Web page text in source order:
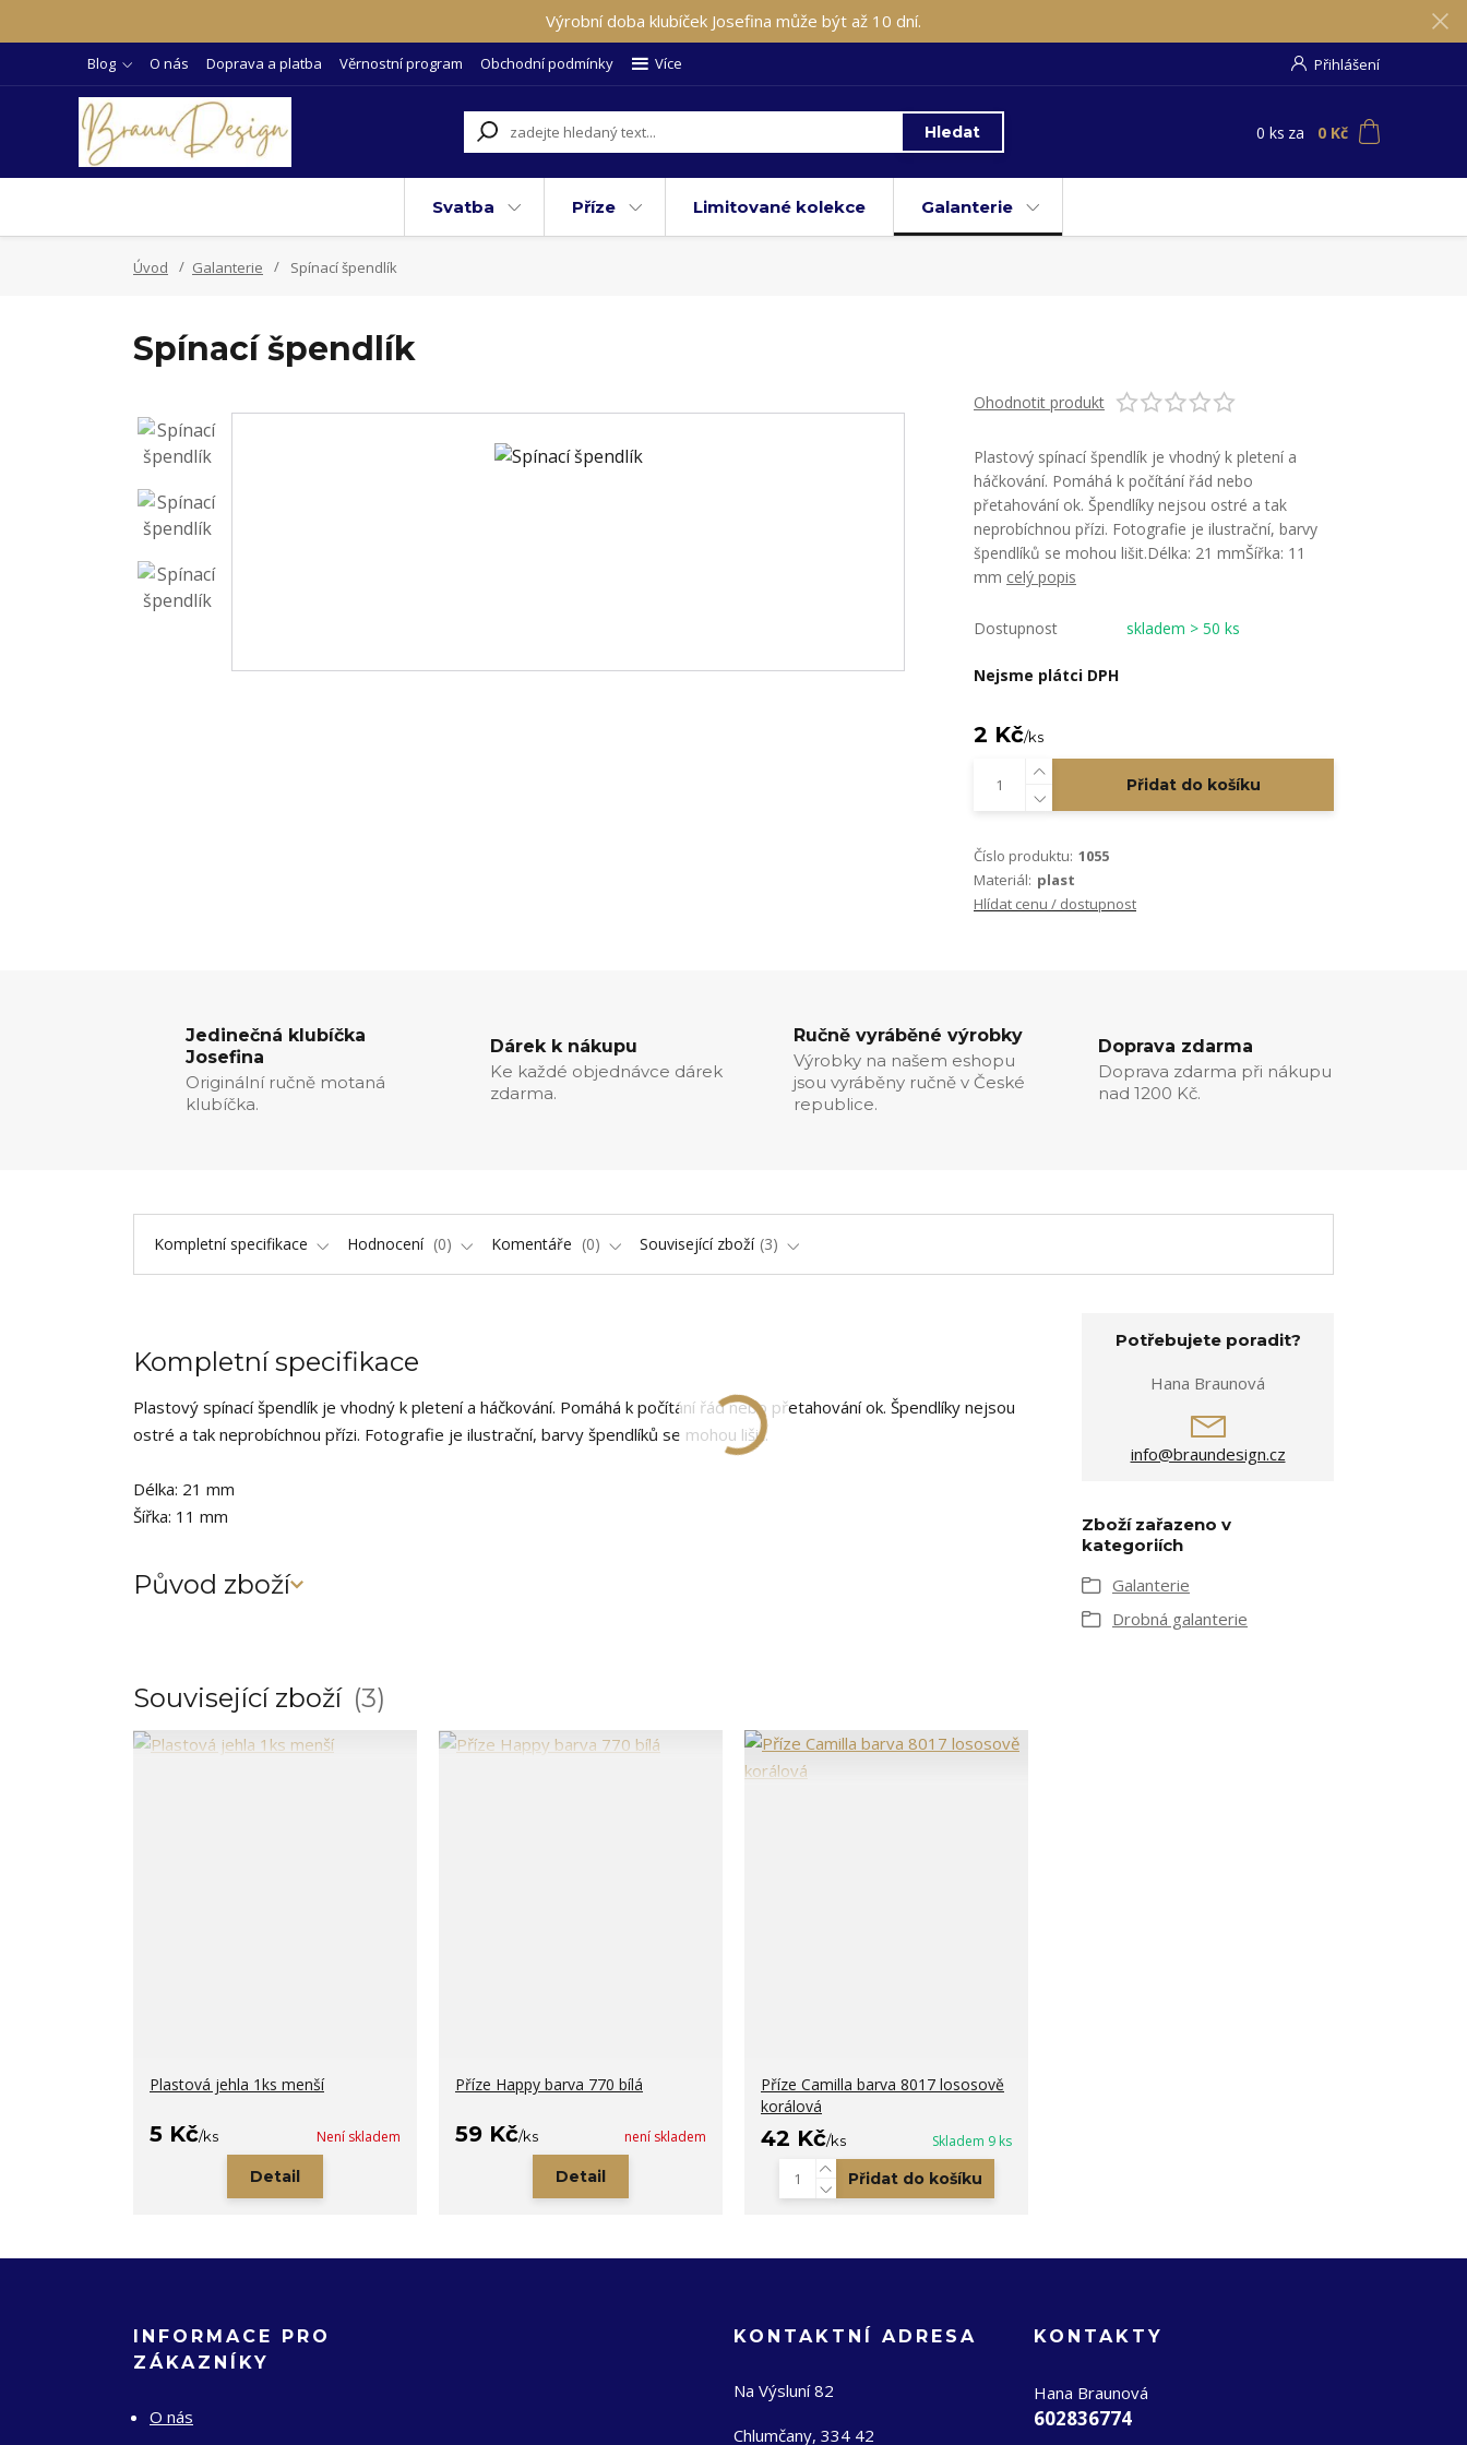
Výrobní doba klubíček Josefina může být až 10 dní.
Blog O nás Doprava a platba Věrnostní program Obchodní podmínky Více Přihlášení
Hledat 0 ks za 0 Kč
Svatba Příze Limitované kolekce Galanterie
Úvod Galanterie Spínací špendlík
Spínací špendlík
Ohodnotit produkt
Plastový spínací špendlík je vhodný k pletení a
háčkování. Pomáhá k počítání řád nebo
přetahování ok. Špendlíky nejsou ostré a tak
neprobíchnou přízi. Fotografie je ilustrační, barvy
špendlíků se mohou lišit.Délka: 21 mmŠířka: 11
mm celý popis
Dostupnost skladem > 50 ks
Nejsme plátci DPH
2 Kč/ks
Přidat do košíku
Číslo produktu: 1055
Materiál: plast
Hlídat cenu / dostupnost
Jedinečná klubíčka
Josefina
Originální ručně motaná
klubíčka.
Dárek k nákupu
Ke každé objednávce dárek
zdarma.
Ručně vyráběné výrobky
Výrobky na našem eshopu
jsou vyráběny ručně v České
republice.
Doprava zdarma
Doprava zdarma při nákupu
nad 1200 Kč.
Kompletní specifikace Hodnocení 0 Komentáře 0 Související zboží 3
Kompletní specifikace
Plastový spínací špendlík je vhodný k pletení a háčkování. Pomáhá k počítání řád nebo přetahování ok. Špendlíky nejsou
ostré a tak neprobíchnou přízi. Fotografie je ilustrační, barvy špendlíků se mohou lišit.
Délka: 21 mm
Šířka: 11 mm
Původ zboží
Potřebujete poradit?
Hana Braunová
info@braundesign.cz
Zboží zařazeno v
kategoriích
Galanterie
Drobná galanterie
Související zboží 3
Plastová jehla 1ks menší
5 Kč/ks Není skladem
Detail
Příze Happy barva 770 bílá
59 Kč/ks není skladem
Detail
Příze Camilla barva 8017 lososově
korálová
42 Kč/ks Skladem 9 ks
Přidat do košíku
INFORMACE PRO
ZÁKAZNÍKY
O nás
KONTAKTNÍ ADRESA
Na Výsluní 82
Chlumčany, 334 42
KONTAKTY
Hana Braunová
602836774